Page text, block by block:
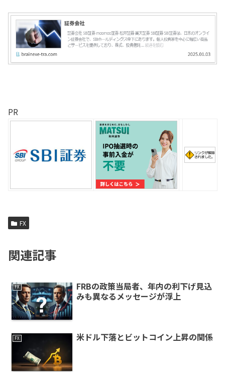
PR
FX
関連記事
FX
FRBの政策当局者、年内の利下げ見込
みも異なるメッセージが浮上
FX 米ドル下落とビットコイン上昇の関係